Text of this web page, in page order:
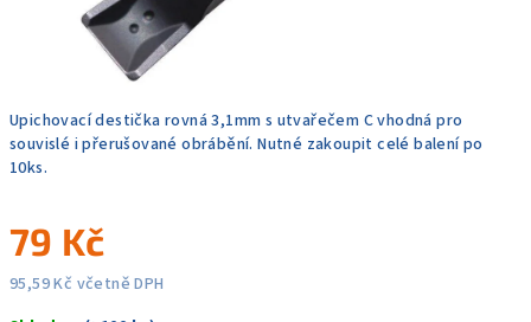
Upichovací destička rovná 3,1mm s utvařečem C vhodná pro
souvislé i přerušované obrábění. Nutné zakoupit celé balení po
10ks.
79 Kč
95,59 Kč včetně DPH